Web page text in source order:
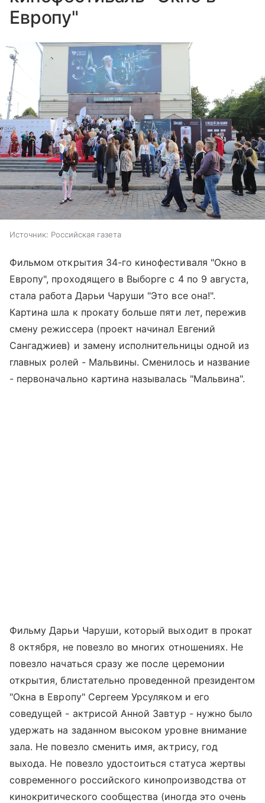
Европу"
Источник: Российская газета
Фильмом открытия 34-го кинофестиваля "Окно в
Европу", проходящего в Выборге с 4 по 9 августа,
стала работа Дарьи Чаруши "Это все она!".
Картина шла к прокату больше пяти лет, пережив
смену режиссера (проект начинал Евгений
Сангаджиев) и замену исполнительницы одной из
главных ролей - Мальвины. Сменилось и название
- первоначально картина называлась "Мальвина".
Фильму Дарьи Чаруши, который выходит в прокат
8 октября, не повезло во многих отношениях. Не
повезло начаться сразу же после церемонии
открытия, блистательно проведенной президентом
"Окна в Европу" Сергеем Урсуляком и его
соведущей - актрисой Анной Завтур - нужно было
удержать на заданном высоком уровне внимание
зала. Не повезло сменить имя, актрису, год
выхода. Не повезло удостоиться статуса жертвы
современного российского кинопроизводства от
кинокритического сообщества (иногда это очень